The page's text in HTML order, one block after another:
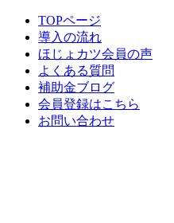
TOPページ
導入の流れ
ほじょカツ会員の声
よくある質問
補助金ブログ
会員登録はこちら
お問い合わせ